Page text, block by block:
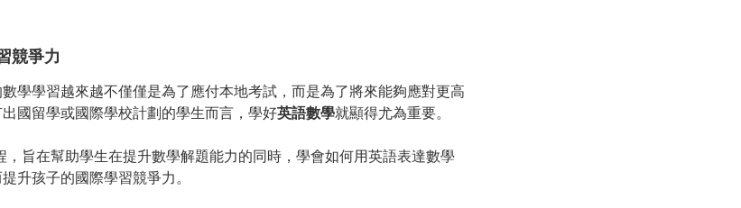
競爭力
學學習越來越不僅僅是為了應付本地考試，而是為了將來能夠應對更高
國留學或國際學校計劃的學生而言，學好英語數學就顯得尤為重要。
，旨在幫助學生在提升數學解題能力的同時，學會如何用英語表達數學
升孩子的國際學習競爭力。